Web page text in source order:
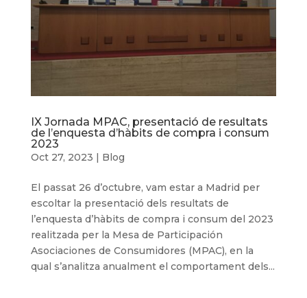
IX Jornada MPAC, presentació de resultats
de l’enquesta d’hàbits de compra i consum
2023
Oct 27, 2023 | Blog
El passat 26 d’octubre, vam estar a Madrid per
escoltar la presentació dels resultats de
l’enquesta d’hàbits de compra i consum del 2023
realitzada per la Mesa de Participación
Asociaciones de Consumidores (MPAC), en la
qual s’analitza anualment el comportament dels...